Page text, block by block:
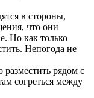
в стороны,
что они
Но как только
Непогода не
рядом с
согреться между